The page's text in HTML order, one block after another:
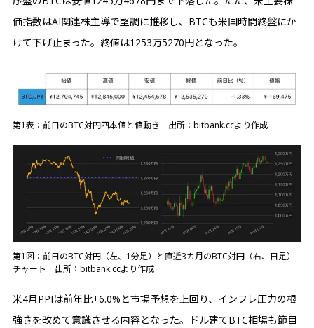
価指数はAI関連株主導で堅調に推移し、BTCも米国時間終盤にか
けて下げ止まった。終値は1253万5270円となった。
第1表：前日のBTC対円四本値と値動き 出所：bitbank.ccより作成
第1図：前日のBTC対円（左、1分足）と直近3カ月のBTC対円（右、日足）
チャート 出所：bitbank.ccより作成
米4月PPIは前年比+6.0%と市場予想を上回り、インフレ圧力の根
強さを改めて意識させる内容となった。ドル建てBTC相場も節目